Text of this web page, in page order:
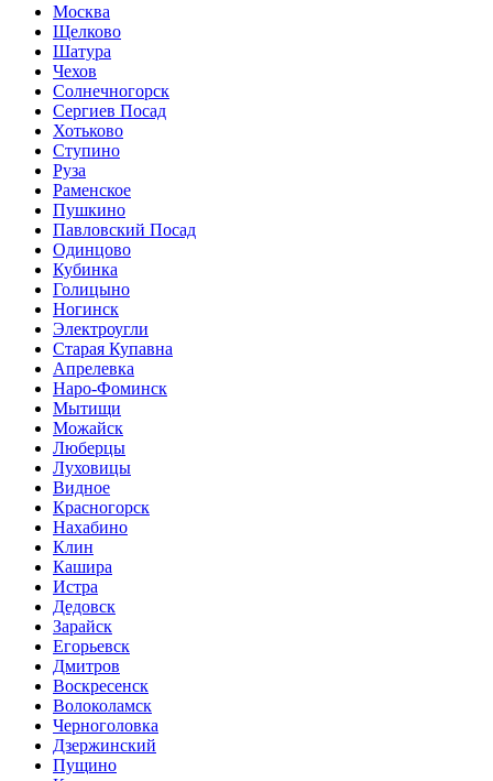
Москва
Щелково
Шатура
Чехов
Солнечногорск
Сергиев Посад
Хотьково
Ступино
Руза
Раменское
Пушкино
Павловский Посад
Одинцово
Кубинка
Голицыно
Ногинск
Электроугли
Старая Купавна
Апрелевка
Наро-Фоминск
Мытищи
Можайск
Люберцы
Луховицы
Видное
Красногорск
Нахабино
Клин
Кашира
Истра
Дедовск
Зарайск
Егорьевск
Дмитров
Воскресенск
Волоколамск
Черноголовка
Дзержинский
Пущино